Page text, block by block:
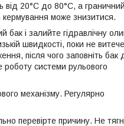
від 20°C до 80°C, а граничний
кермування може знизитися.
бак і залийте гідравлічну
швидкості, поки не витече
після чого заповніть бак
роботу системи рульового
механізму. Регулярно
перевірте причину. Не